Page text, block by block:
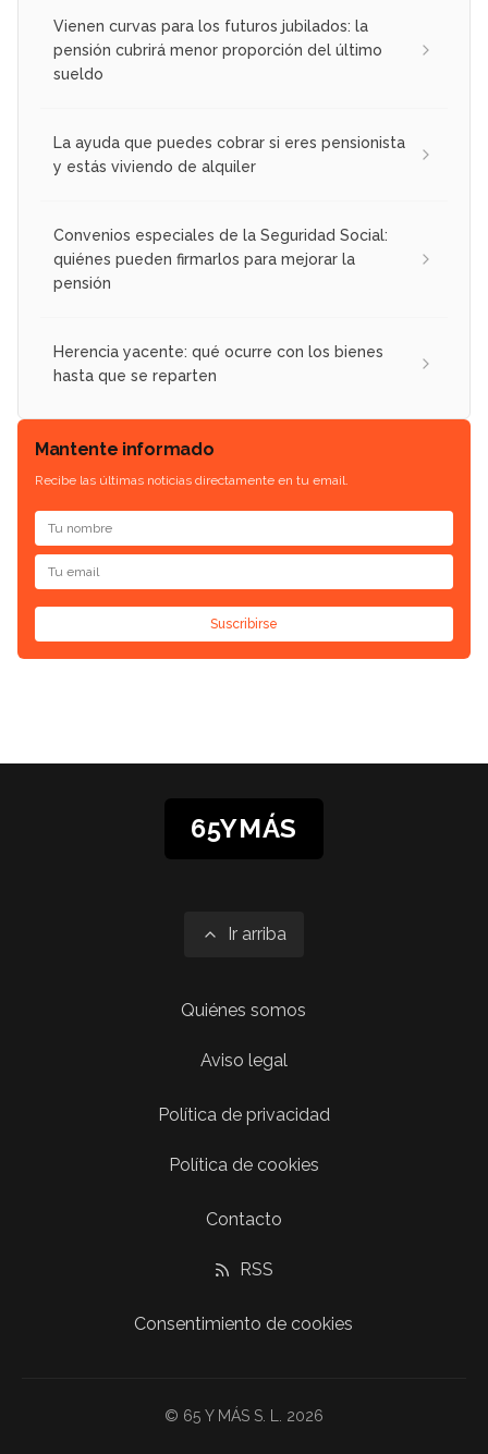
Vienen curvas para los futuros jubilados: la
pensión cubrirá menor proporción del último
sueldo
La ayuda que puedes cobrar si eres pensionista
y estás viviendo de alquiler
Convenios especiales de la Seguridad Social:
quiénes pueden firmarlos para mejorar la
pensión
Herencia yacente: qué ocurre con los bienes
hasta que se reparten
Mantente informado
Recibe las últimas noticias directamente en tu email.
Suscribirse
65YMÁS
Ir arriba
Quiénes somos
Aviso legal
Política de privacidad
Política de cookies
Contacto
RSS
Consentimiento de cookies
© 65 Y MÁS S. L. 2026